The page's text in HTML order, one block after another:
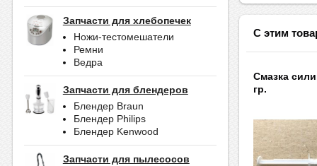
Запчасти для хлебопечек
Ножи-тестомешатели
Ремни
Ведра
Запчасти для блендеров
Блендер Braun
Блендер Philips
Блендер Kenwood
Запчасти для пылесосов
С этим
Смазка
гр.